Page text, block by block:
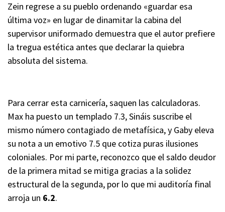
Zein regrese a su pueblo ordenando «guardar esa
última voz» en lugar de dinamitar la cabina del
supervisor uniformado demuestra que el autor prefiere
la tregua estética antes que declarar la quiebra
absoluta del sistema.
Para cerrar esta carnicería, saquen las calculadoras.
Max ha puesto un templado 7.3, Sináis suscribe el
mismo número contagiado de metafísica, y Gaby eleva
su nota a un emotivo 7.5 que cotiza puras ilusiones
coloniales. Por mi parte, reconozco que el saldo deudor
de la primera mitad se mitiga gracias a la solidez
estructural de la segunda, por lo que mi auditoría final
arroja un 6.2.